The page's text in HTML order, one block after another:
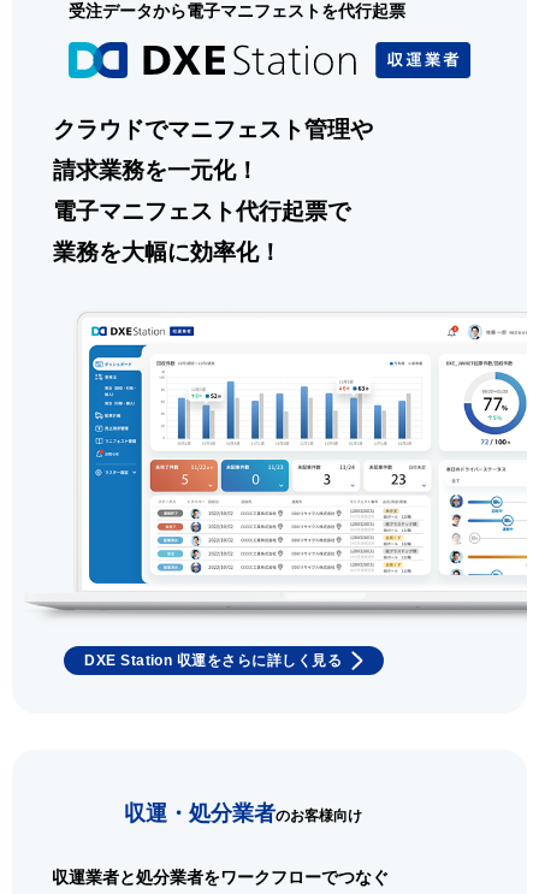
受注データから電子マニフェストを代行起票
クラウドでマニフェスト管理や
請求業務を一元化！
電子マニフェスト代行起票で
業務を大幅に効率化！
DXE Station 収運をさらに詳しく見る
収運・処分業者のお客様向け
収運業者と処分業者をワークフローでつなぐ